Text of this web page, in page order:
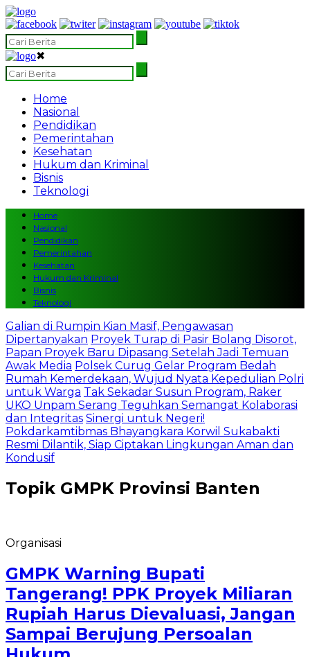
✖
Home
Nasional
Pendidikan
Pemerintahan
Kesehatan
Hukum dan Kriminal
Bisnis
Teknologi
Home
Nasional
Pendidikan
Pemerintahan
Kesehatan
Hukum dan Kriminal
Bisnis
Teknologi
Galian di Rumpin Kian Masif, Pengawasan
Dipertanyakan Proyek Turap di Pasir Bolang Disorot,
Papan Proyek Baru Dipasang Setelah Jadi Temuan
Awak Media Polsek Curug Gelar Program Bedah
Rumah Kemerdekaan, Wujud Nyata Kepedulian Polri
untuk Warga Tak Sekadar Susun Program, Raker
UKO Unpam Serang Teguhkan Semangat Kolaborasi
dan Integritas Sinergi untuk Negeri!
Pokdarkamtibmas Bhayangkara Korwil Sukabakti
Resmi Dilantik, Siap Ciptakan Lingkungan Aman dan
Kondusif
Topik GMPK Provinsi Banten
Organisasi
GMPK Warning Bupati
Tangerang! PPK Proyek Miliaran
Rupiah Harus Dievaluasi, Jangan
Sampai Berujung Persoalan